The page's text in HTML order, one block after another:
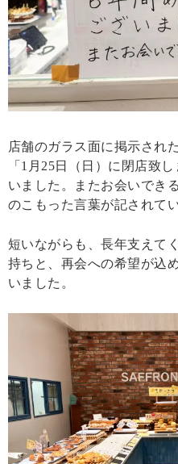
店舗のガラス面に掲示され
「1月25日（日）に閉店致
いました。またお会いでき
のこもった言葉が記されてい
短いながらも、長年支えて
持ちと、再会への希望が込
いました。